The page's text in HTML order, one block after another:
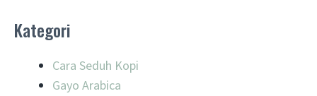
Kategori
Cara Seduh Kopi
Gayo Arabica